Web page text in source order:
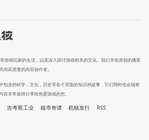
游戏玩家的生活，以及深入探讨游戏相关的文化。我们开发原创的播客
高质量的内容创作者。
包含的科学，文化，历史等各个层面的知识和故事，它们同时也会辐射
非常值得分享给热爱游戏的您。
吉考斯工业 核市奇谭 机核发行 RSS